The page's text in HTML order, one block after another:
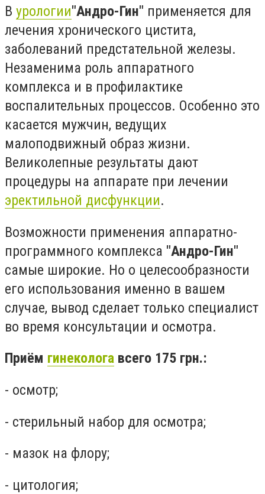
В урологии"Андро-Гин" применяется для
лечения хронического цистита,
заболеваний предстательной железы.
Незаменима роль аппаратного
комплекса и в профилактике
воспалительных процессов. Особенно это
касается мужчин, ведущих
малоподвижный образ жизни.
Великолепные результаты дают
процедуры на аппарате при лечении
эректильной дисфункции.
Возможности применения аппаратно-
программного комплекса "Андро-Гин"
самые широкие. Но о целесообразности
его использования именно в вашем
случае, вывод сделает только специалист
во время консультации и осмотра.
Приём гинеколога всего 175 грн.:
- осмотр;
- стерильный набор для осмотра;
- мазок на флору;
- цитология;